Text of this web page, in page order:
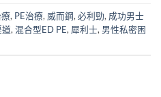
, PE治療, 威而鋼, 必利勁, 成功男士
, 混合型ED PE, 犀利士, 男性私密困